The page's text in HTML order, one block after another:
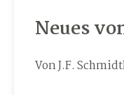
Neues
Von J.F.